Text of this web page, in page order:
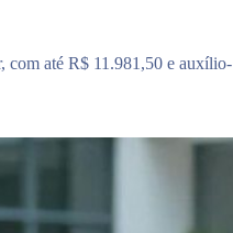
com até R$ 11.981,50 e auxílio-